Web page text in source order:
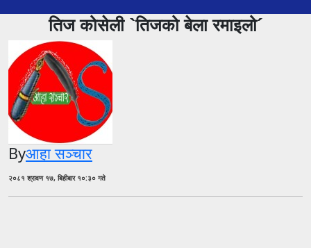
तिज कोसेली `तिजको बेला रमाइलो´
Byआहा सञ्चार
२०८१ श्रावण १७, बिहीबार १०:३० गते